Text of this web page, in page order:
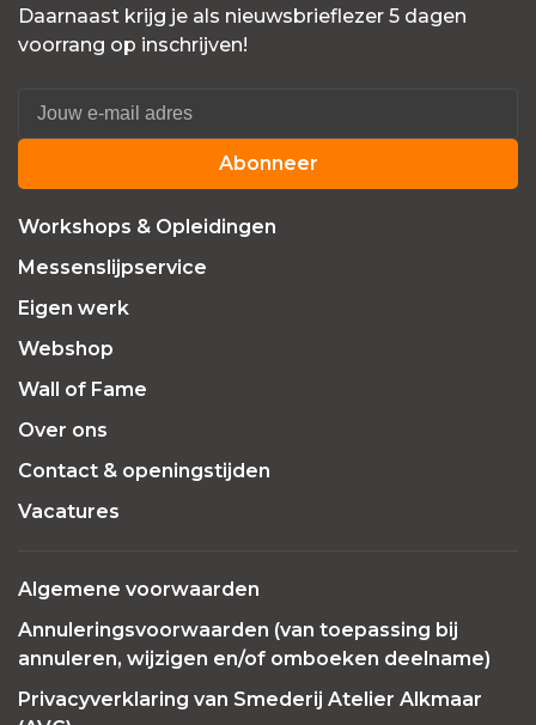
Daarnaast krijg je als nieuwsbrieflezer 5 dagen
voorrang op inschrijven!
Abonneer
Workshops & Opleidingen
Messenslijpservice
Eigen werk
Webshop
Wall of Fame
Over ons
Contact & openingstijden
Vacatures
Algemene voorwaarden
Annuleringsvoorwaarden (van toepassing bij
annuleren, wijzigen en/of omboeken deelname)
Privacyverklaring van Smederij Atelier Alkmaar